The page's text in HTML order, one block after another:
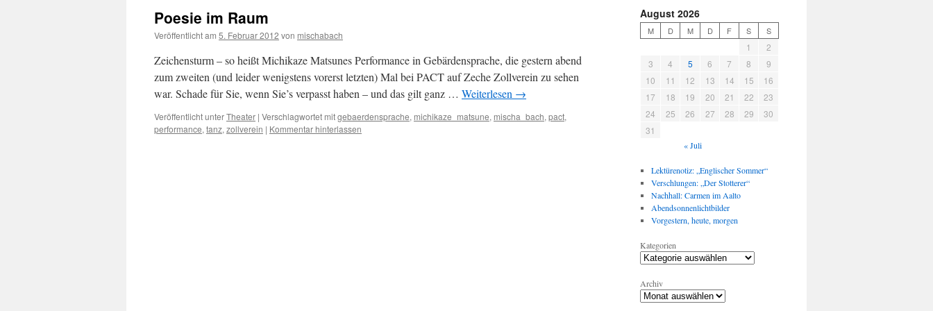
Poesie im Raum
Veröffentlicht am 5. Februar 2012 von mischabach
Zeichensturm – so heißt Michikaze Matsunes Performance in Gebärdensprache, die gestern abend
zum zweiten (und leider wenigstens vorerst letzten) Mal bei PACT auf Zeche Zollverein zu sehen
war. Schade für Sie, wenn Sie’s verpasst haben – und das gilt ganz … Weiterlesen →
Veröffentlicht unterTheater | Verschlagwortet mitgebaerdensprache, michikaze_matsune, mischa_bach, pact,
performance, tanz, zollverein | Kommentar hinterlassen
August 2026
M D M D F S S
1
2
3
4 5 6 7 8
9
10
11 12 13 14 15
16
17
18 19 20 21 22
23
24
25 26 27 28 29
30
31
« Juli
Lektürenotiz: „Englischer Sommer“
Verschlungen: „Der Stotterer“
Nachhall: Carmen im Aalto
Abendsonnenlichtbilder
Vorgestern, heute, morgen
Kategorien
Archiv